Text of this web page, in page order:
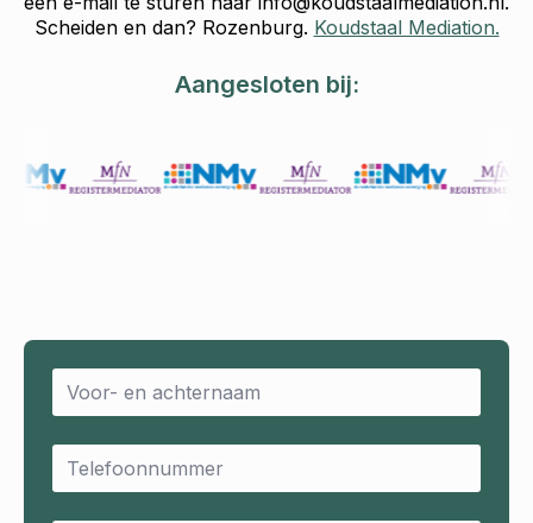
Scheiden en dan? Rozenburg. Koudstaal Mediation.
Aangesloten bij:
Name
Email